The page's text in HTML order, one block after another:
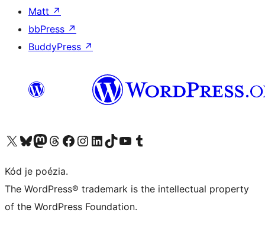
Matt ↗
bbPress ↗
BuddyPress ↗
Navštívte náš účet na X (predtým Twitter)
Navštívte náš účet na platforme Bluesky
Navštívte náš účet na Mastodone
Navštívte náš účet na platforme Threads
Navštívte našu stránku na Facebooku
Navštívte náš účet Instagram
Navštívte náš účet LinkedIn
Navštívte náš účet na platforme TikTok
Navštívte náš kanál YouTube
Navštívte náš účet na platforme Tumblr
Kód je poézia.
The WordPress® trademark is the intellectual property
of the WordPress Foundation.